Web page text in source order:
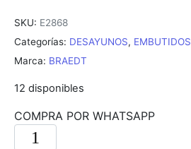
SKU: E2868
Categorías: DESAYUNOS, EMBUTIDOS
Marca: BRAEDT
12 disponibles
COMPRA POR WHATSAPP